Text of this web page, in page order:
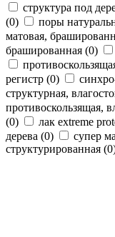
структура под
(0) поры
матовая,
брашированная (0)
регистр (0)
структурная,
противоскользящая,
(0) лак extreme
дерева (0) супер
структурированная (0